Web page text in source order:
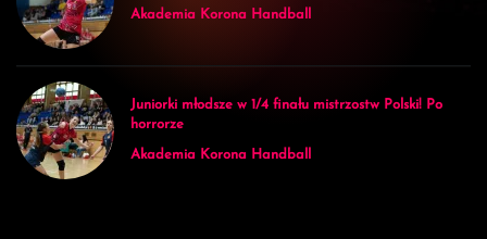
Akademia Korona Handball
Juniorki młodsze w 1/4 finału mistrzostw Polski! Po
horrorze
Akademia Korona Handball